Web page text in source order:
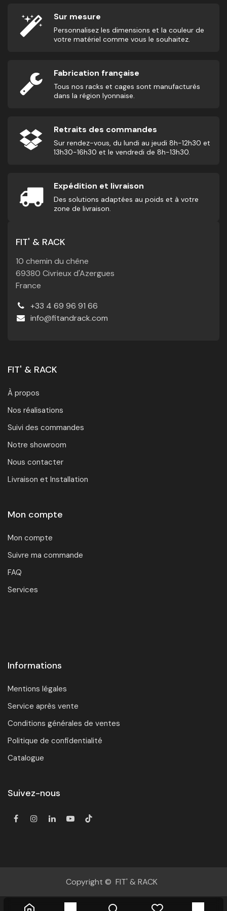
Sur mesure
Personnalisez les dimensions et la couleur de
votre matériel comme vous le souhaitez.
Fabrication française
Tous nos racks et cages sont manufacturés
dans la région lyonnaise.
Retraits des commandes
Sur rendez-vous, du lundi au jeudi 8h-12h30 et
13h30-16h30 et le vendredi de 8h-13h30.
Expédition et livraison
Des solutions adaptées au poids et à votre
zone de livraison.
FIT' & RACK
10 chemin du chêne
69380 Civrieux d'Azergues
France
+33 4 69 96 91 66
info@fitandrack.com
FIT' & RACK
À propos
Nos réalisations
Suivi des commandes
Notre showroom
Nous contacter
Livraison et Installation
Mon compte
Mon compte
Suivre ma commande
FAQ
Services
Informations
Mentions légales
Service après vente
Conditions générales de ventes
Politique de confidentialité
Catalogue
Suivez-nous
Copyright © FIT' & RACK